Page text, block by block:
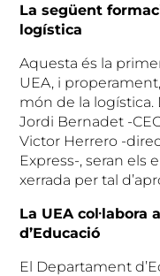
La següent
logística
Aquesta és la
UEA, i
món de la logística.
Jordi Bernadet -
Victor Herrero -
Express-, seran els
xerrada per tal
La UEA
d’Educació
El Departament